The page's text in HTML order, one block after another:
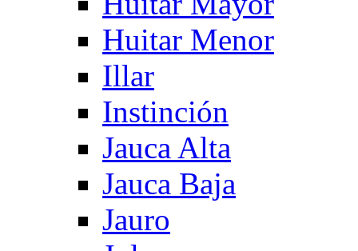
Huitar Menor
Illar
Instinción
Jauca Alta
Jauca Baja
Jauro